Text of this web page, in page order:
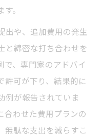
。
出や、追加費用の発生
と綿密な打ち合わせを
で、専門家のアドバイ
許可が下り、結果的に
例が報告されていま
合わせた費用プランの
無駄な支出を減らすこ